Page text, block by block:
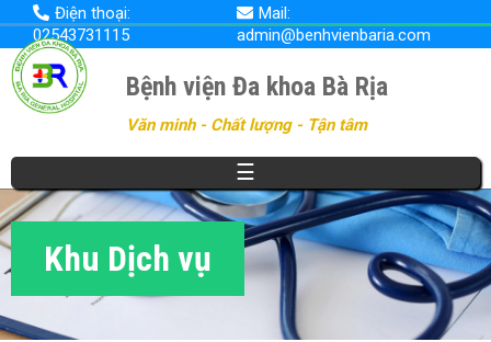
Nhảy
đến
nội
dung
Điện thoại:
02543731115
Mail:
admin@benhvienbaria.com
Bệnh viện Đa khoa Bà Rịa
Văn minh - Chất lượng - Tận tâm
☰
Khu Dịch vụ